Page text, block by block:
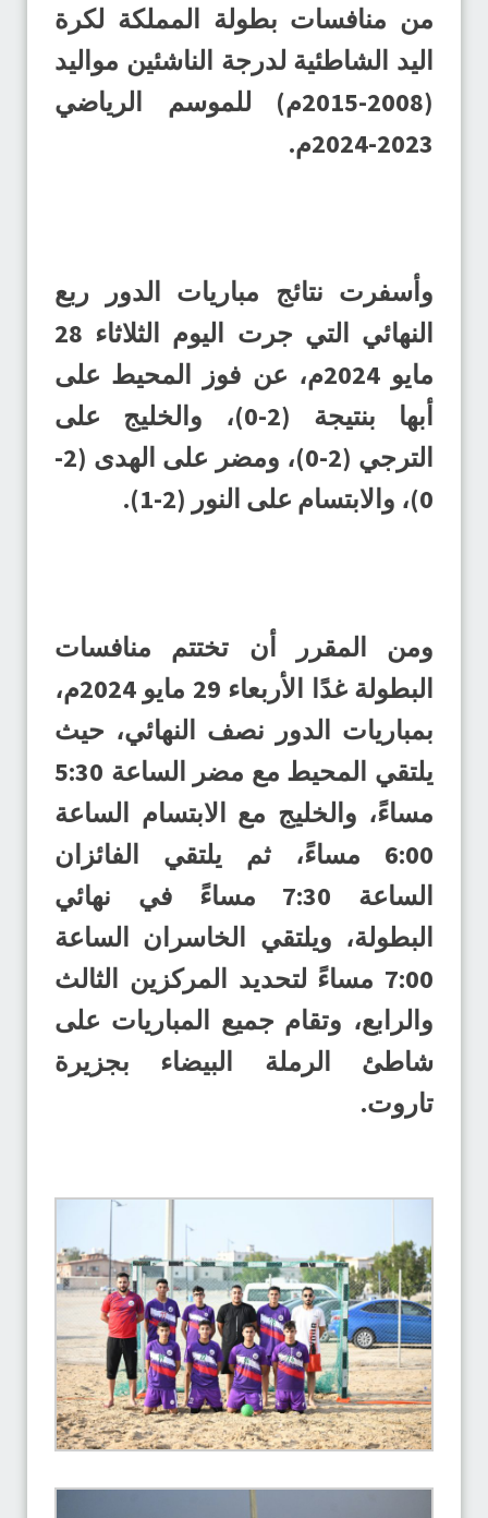
من منافسات بطولة المملكة لكرة
اليد الشاطئية لدرجة الناشئين مواليد
(2008-2015م) للموسم الرياضي
2023-2024م.
وأسفرت نتائج مباريات الدور ربع
النهائي التي جرت اليوم الثلاثاء 28
مايو 2024م، عن فوز المحيط على
أبها بنتيجة (2-0)، والخليج على
الترجي (2-0)، ومضر على الهدى (2-
0)، والابتسام على النور (2-1).
ومن المقرر أن تختتم منافسات
البطولة غدًا الأربعاء 29 مايو 2024م،
بمباريات الدور نصف النهائي، حيث
يلتقي المحيط مع مضر الساعة 5:30
مساءً، والخليج مع الابتسام الساعة
6:00 مساءً، ثم يلتقي الفائزان
الساعة 7:30 مساءً في نهائي
البطولة، ويلتقي الخاسران الساعة
7:00 مساءً لتحديد المركزين الثالث
والرابع، وتقام جميع المباريات على
شاطئ الرملة البيضاء بجزيرة
تاروت.